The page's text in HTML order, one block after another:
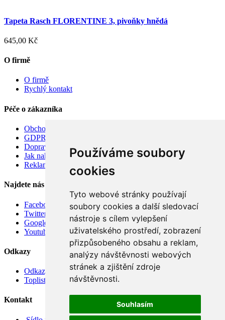
Používáme soubory
cookies
Tyto webové stránky používají
soubory cookies a další sledovací
nástroje s cílem vylepšení
uživatelského prostředí, zobrazení
přizpůsobeného obsahu a reklam,
analýzy návštěvnosti webových
stránek a zjištění zdroje
návštěvnosti.
Souhlasím
Tapeta Rasch FLORENTINE 3, pivoňky hnědá
645,00 Kč
O firmě
O firmě
Rychlý kontakt
Péče o zákazníka
Obchodní podmínky
GDPR
Doprava
Jak nakupovat
Reklamace
Najdete nás
Facebook
Twitter
Google
Youtube
Odkazy
Odkazy
Toplist
Kontakt